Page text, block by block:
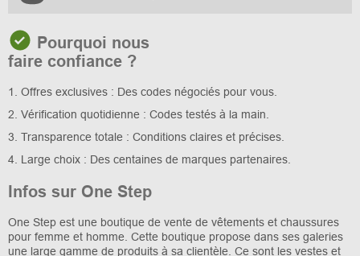
Pourquoi nous
faire confiance ?
1. Offres exclusives : Des codes négociés pour vous.
2. Vérification quotidienne : Codes testés à la main.
3. Transparence totale : Conditions claires et précises.
4. Large choix : Des centaines de marques partenaires.
Infos sur One Step
One Step est une boutique de vente de vêtements et chaussures
pour femme et homme. Cette boutique propose dans ses galeries
une large gamme de produits à sa clientèle. Ce sont les vestes et